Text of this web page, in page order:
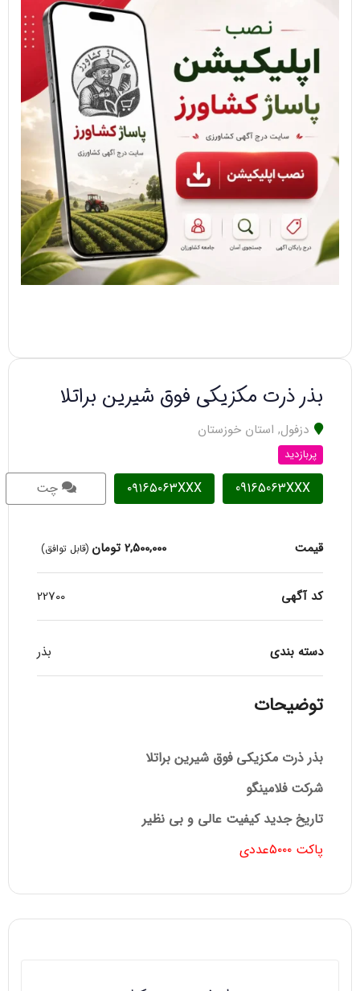
بذر ذرت مکزیکی فوق شیرین براتلا
دزفول, استان خوزستان
پربازدید
09165063XXX ۰۹۱۶۵۰۶۳XXX چت
قیمت 2,500,000 تومان (قابل توافق)
کد آگهی 22700
دسته بندی بذر
توضیحات
بذر ذرت مکزیکی فوق شیرین براتلا
شرکت فلامینگو
تاریخ جدید کیفیت عالی و بی نظیر
پاکت ۵۰۰۰عددی